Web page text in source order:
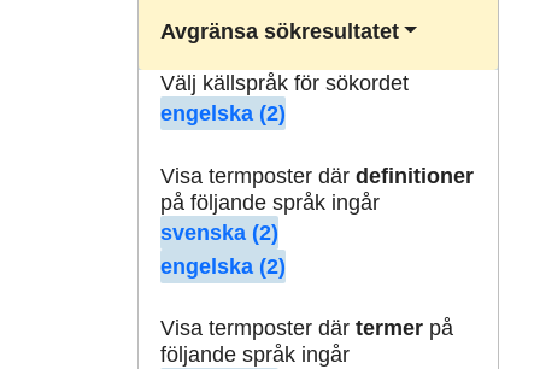
Avgränsa sökresultatet
Välj källspråk för sökordet
engelska (2)
Visa termposter där definitioner
på följande språk ingår
svenska (2)
engelska (2)
Visa termposter där termerpå
följande språk ingår